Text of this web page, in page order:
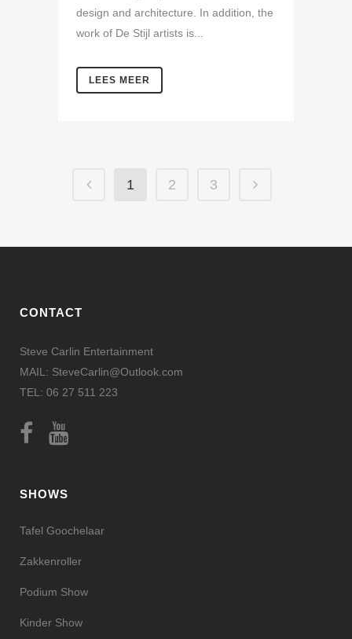
design and architecture. In addition, the
work of De Stijl artists is...
LEES MEER
1 2 3
CONTACT
Steve Carlin Entertainment
MAIL: SteveCarlin@Outlook.com
TEL: 06 27 511 223
SHOWS
Tafel Goochelaar
Zakkenroller
Podium Show
Kinder Show